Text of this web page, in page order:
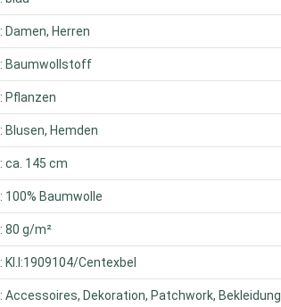
: Damen, Herren
: Baumwollstoff
: Pflanzen
: Blusen, Hemden
: ca. 145 cm
: 100% Baumwolle
: 80 g/m²
: Kl.I:1909104/Centexbel
: Accessoires, Dekoration, Patchwork, Bekleidung